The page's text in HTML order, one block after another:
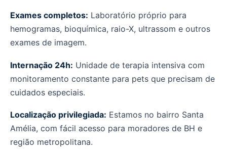
Exames completos: Laboratório próprio para
hemogramas, bioquímica, raio-X, ultrassom e outros
exames de imagem.
Internação 24h: Unidade de terapia intensiva com
monitoramento constante para pets que precisam de
cuidados especiais.
Localização privilegiada: Estamos no bairro Santa
Amélia, com fácil acesso para moradores de BH e
região metropolitana.